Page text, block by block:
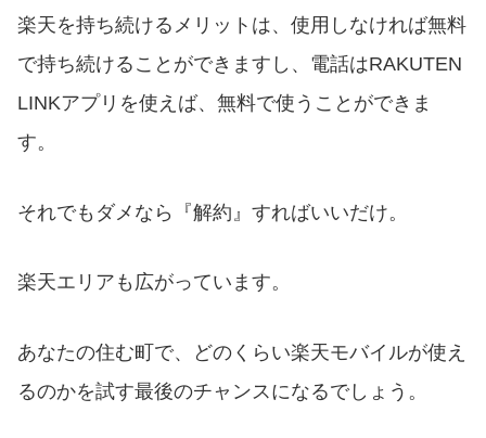
楽天を持ち続けるメリットは、使用しなければ無料
で持ち続けることができますし、電話はRAKUTEN
LINKアプリを使えば、無料で使うことができま
す。
それでもダメなら『解約』すればいいだけ。
楽天エリアも広がっています。
あなたの住む町で、どのくらい楽天モバイルが使え
るのかを試す最後のチャンスになるでしょう。